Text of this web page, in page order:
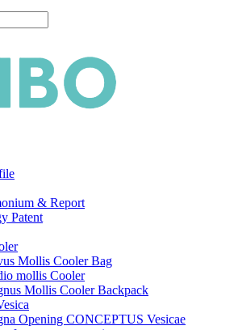
& Report
Patent
Mollis Cooler Bag
mollis Cooler
Mollis Cooler Backpack
Opening CONCEPTUS Vesicae